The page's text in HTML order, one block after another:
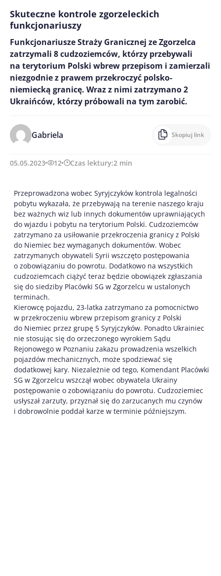
Skuteczne kontrole zgorzeleckich
funkcjonariuszy
Funkcjonariusze Straży Granicznej ze Zgorzelca
zatrzymali 8 cudzoziemców, którzy przebywali
na terytorium Polski wbrew przepisom i zamierzali
niezgodnie z prawem przekroczyć polsko-
niemiecką granicę. Wraz z nimi zatrzymano 2
Ukraińców, którzy próbowali na tym zarobić.
Gabriela Skopiuj link
05.05.2023 12 Czas lektury:2 min
Przeprowadzona wobec Syryjczyków kontrola legalności
pobytu wykazała, że przebywają na terenie naszego kraju
bez ważnych wiz lub innych dokumentów uprawniających
do wjazdu i pobytu na terytorium Polski. Cudzoziemców
zatrzymano za usiłowanie przekroczenia granicy z Polski
do Niemiec bez wymaganych dokumentów. Wobec
zatrzymanych obywateli Syrii wszczęto postępowania
o zobowiązaniu do powrotu. Dodatkowo na wszystkich
cudzoziemcach ciążyć teraz będzie obowiązek zgłaszania
się do siedziby Placówki SG w Zgorzelcu w ustalonych
terminach.
Kierowcę pojazdu, 23-latka zatrzymano za pomocnictwo
w przekroczeniu wbrew przepisom granicy z Polski
do Niemiec przez grupę 5 Syryjczyków. Ponadto Ukrainiec
nie stosując się do orzeczonego wyrokiem Sądu
Rejonowego w Poznaniu zakazu prowadzenia wszelkich
pojazdów mechanicznych, może spodziewać się
dodatkowej kary. Niezależnie od tego, Komendant Placówki
SG w Zgorzelcu wszczął wobec obywatela Ukrainy
postępowanie o zobowiązaniu do powrotu. Cudzoziemiec
usłyszał zarzuty, przyznał się do zarzucanych mu czynów
i dobrowolnie poddał karze w terminie późniejszym.